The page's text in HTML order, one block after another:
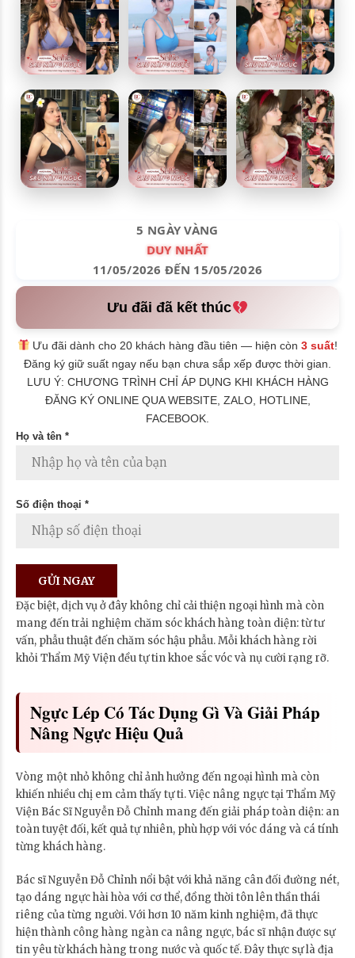
5 NGÀY VÀNG
DUY NHẤT
11/05/2026 ĐẾN 15/05/2026
Ưu đãi đã kết thúc
Ưu đãi dành cho 20 khách hàng đầu tiên — hiện còn3 suất!
Đăng ký giữ suất ngay nếu bạn chưa sắp xếp được thời gian.
LƯU Ý: CHƯƠNG TRÌNH CHỈ ÁP DỤNG KHI KHÁCH HÀNG
ĐĂNG KÝ ONLINE QUA WEBSITE, ZALO, HOTLINE,
FACEBOOK.
Họ và tên *
Số điện thoại *
Đặc biệt, dịch vụ ở đây không chỉ cải thiện ngoại hình mà còn
mang đến trải nghiệm chăm sóc khách hàng toàn diện: từ tư
vấn, phẫu thuật đến chăm sóc hậu phẫu. Mỗi khách hàng rời
khỏi Thẩm Mỹ Viện đều tự tin khoe sắc vóc và nụ cười rạng rỡ.
Ngực Lép Có Tác Dụng Gì Và Giải Pháp
Nâng Ngực Hiệu Quả
Vòng một nhỏ không chỉ ảnh hưởng đến ngoại hình mà còn
khiến nhiều chị em cảm thấy tự ti. Việc nâng ngực tại Thẩm Mỹ
Viện Bác Sĩ Nguyễn Đỗ Chỉnh mang đến giải pháp toàn diện: an
toàn tuyệt đối, kết quả tự nhiên, phù hợp với vóc dáng và cá tính
từng khách hàng.
Bác sĩ Nguyễn Đỗ Chỉnh nổi bật với khả năng cân đối đường nét,
tạo dáng ngực hài hòa với cơ thể, đồng thời tôn lên thần thái
riêng của từng người. Với hơn 10 năm kinh nghiệm, đã thực
hiện thành công hàng ngàn ca nâng ngực, bác sĩ nhận được sự
tin yêu từ khách hàng trong nước và quốc tế. Đây thực sự là địa